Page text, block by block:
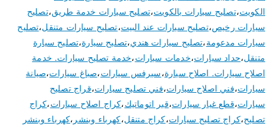
الكويت،تصليح سيارات بالكويت،تصليح سيارات خدمة طريق،تصليح
سيارات رخيص،تصليح سيارات عند البيت،تصليح سيارات متنقل،تصليح
سيارات مدعومة،تصليح سيارات هندي،تصليح سيارة،تصليح سيارة
متنقل،حداد سيارات،خدمات سيارات،خدمة تصليح سيارات. خدمة
اصلاح سيارات. اصلاح سيارة،سيرفس سيارات،صباغ سيارات،صيانة
سيارات،فني اصلاح سيارات،فني تصليح سيارات،قراج تصليح
سيارات،قطع غيار سيارات،قير اتوماتيك،كراج اصلاح سيارات،كراج
تصليح،كراج تصليح سيارات،كراج متنقل،كهرباء وبنشر ،كهرباء وبنشر